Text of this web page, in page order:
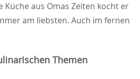
aus Omas Zeiten kocht er
am liebsten. Auch im fernen
Themen